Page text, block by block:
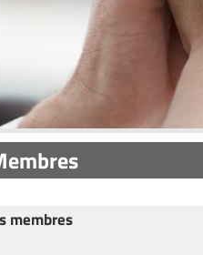
membres